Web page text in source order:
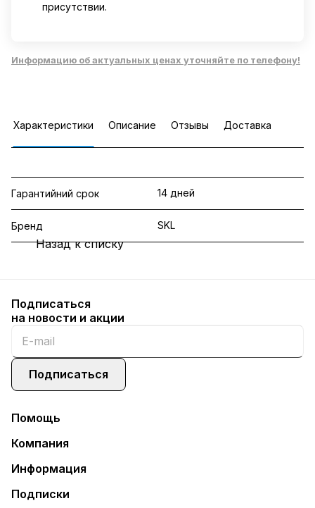
присутствии.
Информацию об актуальных ценах уточняйте по телефону!
Характеристики Описание Отзывы Доставка
Гарантийний срок 14 дней
Бренд SKL
Назад к списку
Подписаться
на новости и акции
Подписаться
Помощь
Компания
Информация
Подписки